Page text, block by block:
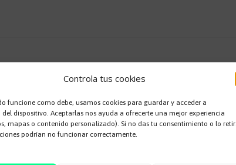
Controla tus cookies
funcione como debe, usamos cookies para guardar y acceder a
dispositivo. Aceptarlas nos ayuda a ofrecerte una mejor experiencia
mapas o contenido personalizado). Si no das tu consentimiento o lo
podrían no funcionar correctamente.
publicada. Los campos obligatorios están marcados con